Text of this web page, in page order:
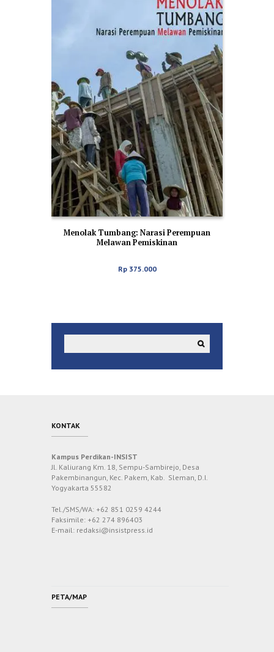
Menolak Tumbang: Narasi Perempuan
Melawan Pemiskinan
Rp375.000
KONTAK
Kampus Perdikan-INSIST
Jl. Kaliurang Km. 18, Sempu-Sambirejo, Desa
Pakembinangun, Kec. Pakem, Kab. Sleman, D.I.
Yogyakarta 55582
Tel./SMS/WA: +62 851 0259 4244
Faksimile: +62 274 896403
E-mail: redaksi@insistpress.id
PETA/MAP